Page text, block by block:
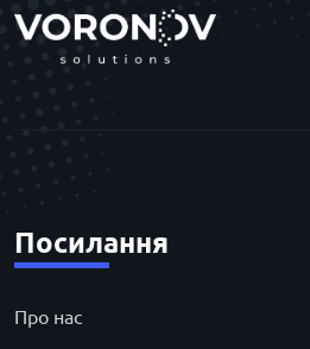
Посилання
Про нас